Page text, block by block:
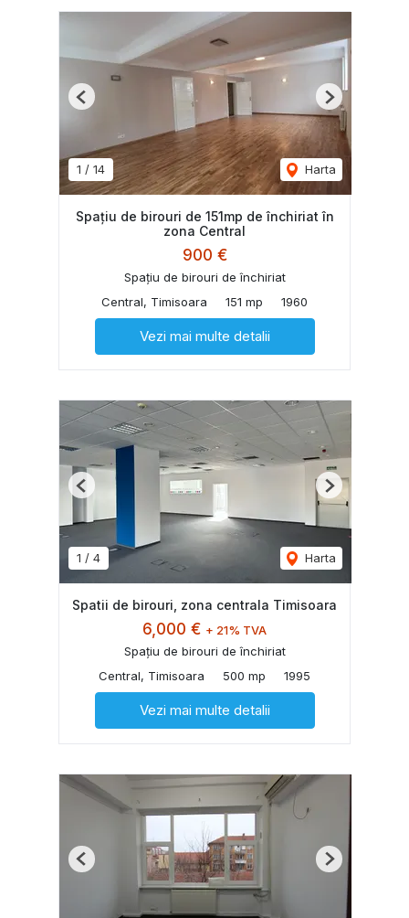
1 / 14 Harta
Previous Next
Spațiu de birouri de 151mp de închiriat în
zona Central
900 €
Spațiu de birouri de închiriat
Central, Timisoara
151 mp 1960
Vezi mai multe detalii
1 / 4 Harta
Previous Next
Spatii de birouri, zona centrala Timisoara
6,000 € + 21% TVA
Spațiu de birouri de închiriat
Central, Timisoara
500 mp 1995
Vezi mai multe detalii
Previous Next